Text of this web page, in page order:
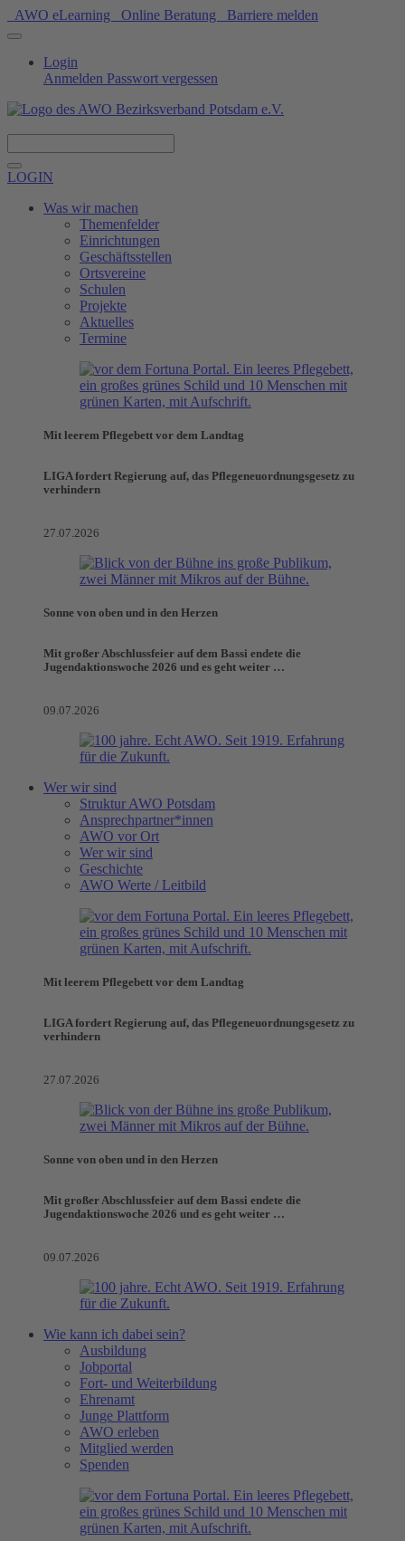
AWO eLearning Online Beratung Barriere melden
Login
Anmelden Passwort vergessen
LOGIN
Was wir machen
Themenfelder
Einrichtungen
Geschäftsstellen
Ortsvereine
Schulen
Projekte
Aktuelles
Termine
Mit leerem Pflegebett vor dem Landtag
LIGA fordert Regierung auf, das Pflegeneuordnungsgesetz zu
verhindern
27.07.2026
Sonne von oben und in den Herzen
Mit großer Abschlussfeier auf dem Bassi endete die
Jugendaktionswoche 2026 und es geht weiter …
09.07.2026
Wer wir sind
Struktur AWO Potsdam
Ansprechpartner*innen
AWO vor Ort
Wer wir sind
Geschichte
AWO Werte / Leitbild
Mit leerem Pflegebett vor dem Landtag
LIGA fordert Regierung auf, das Pflegeneuordnungsgesetz zu
verhindern
27.07.2026
Sonne von oben und in den Herzen
Mit großer Abschlussfeier auf dem Bassi endete die
Jugendaktionswoche 2026 und es geht weiter …
09.07.2026
Wie kann ich dabei sein?
Ausbildung
Jobportal
Fort- und Weiterbildung
Ehrenamt
Junge Plattform
AWO erleben
Mitglied werden
Spenden